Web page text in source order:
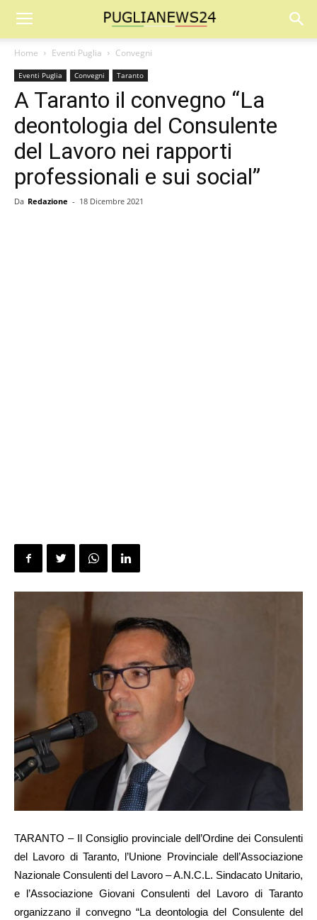
Home Eventi Puglia Convegni
Eventi Puglia Convegni Taranto
A Taranto il convegno “La
deontologia del Consulente
del Lavoro nei rapporti
professionali e sui social”
Da Redazione - 18 Dicembre 2021
TARANTO – Il Consiglio provinciale dell’Ordine dei Consulenti
del Lavoro di Taranto, l’Unione Provinciale dell’Associazione
Nazionale Consulenti del Lavoro – A.N.C.L. Sindacato Unitario,
e l’Associazione Giovani Consulenti del Lavoro di Taranto
organizzano il convegno “La deontologia del Consulente del